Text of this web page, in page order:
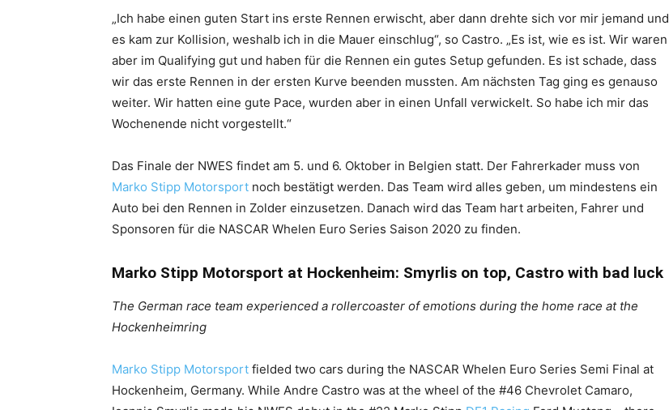
„Ich habe einen guten Start ins erste Rennen erwischt, aber dann drehte sich vor mir jemand und
es kam zur Kollision, weshalb ich in die Mauer einschlug“, so Castro. „Es ist, wie es ist. Wir waren
aber im Qualifying gut und haben für die Rennen ein gutes Setup gefunden. Es ist schade, dass
wir das erste Rennen in der ersten Kurve beenden mussten. Am nächsten Tag ging es genauso
weiter. Wir hatten eine gute Pace, wurden aber in einen Unfall verwickelt. So habe ich mir das
Wochenende nicht vorgestellt.“
Das Finale der NWES findet am 5. und 6. Oktober in Belgien statt. Der Fahrerkader muss von
Marko Stipp Motorsport noch bestätigt werden. Das Team wird alles geben, um mindestens ein
Auto bei den Rennen in Zolder einzusetzen. Danach wird das Team hart arbeiten, Fahrer und
Sponsoren für die NASCAR Whelen Euro Series Saison 2020 zu finden.
Marko Stipp Motorsport at Hockenheim: Smyrlis on top, Castro with bad luck
The German race team experienced a rollercoaster of emotions during the home race at the
Hockenheimring
Marko Stipp Motorsport fielded two cars during the NASCAR Whelen Euro Series Semi Final at
Hockenheim, Germany. While Andre Castro was at the wheel of the #46 Chevrolet Camaro,